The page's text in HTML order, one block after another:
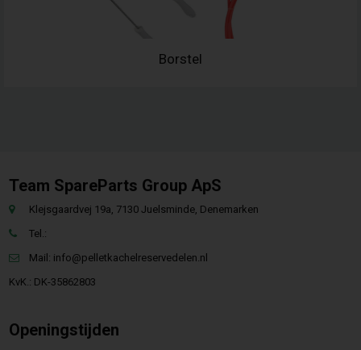
Borstel
Team SpareParts Group ApS
Klejsgaardvej 19a, 7130 Juelsminde, Denemarken
Tel.:
Mail: info@pelletkachelreservedelen.nl
KvK.: DK-35862803
Openingstijden